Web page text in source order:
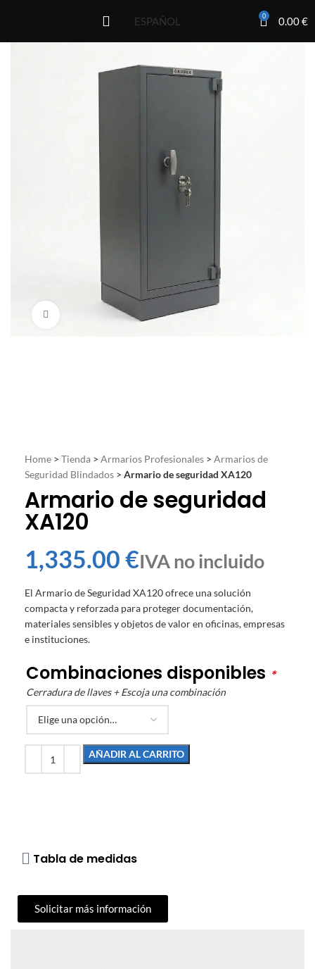
ESPAÑOL 0 0.00€
Click to enlarge
Home > Tienda > Armarios Profesionales > Armarios de
Seguridad Blindados > Armario de seguridad XA120
Armario de seguridad
XA120
€
El Armario de Seguridad XA120 ofrece una solución
compacta y reforzada para proteger documentación,
materiales sensibles y objetos de valor en oficinas, empresas
e instituciones.
Combinaciones disponibles *
Cerradura de llaves + Escoja una combinación
AÑADIR AL CARRITO
Tabla de medidas
Solicitar más información